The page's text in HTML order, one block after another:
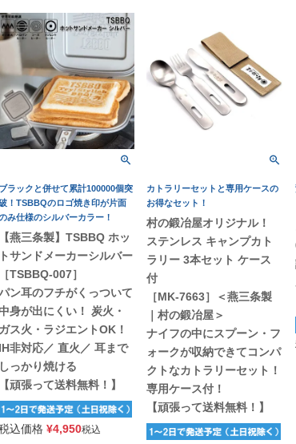
ブラックと併せて累計100000個突
！TSBBQのロゴ焼き印が片面
み仕様のシルバーカラー！
【燕三条製】TSBBQ ホッ
トサンドメーカーシルバー
［TSBBQ-007］
ン耳のフチがくっついて
身が出にくい！ 炭火・
ガス火・ラジエントOK！
IH非対応／ 直火／ 耳まで
しっかり焼ける
【頑張って送料無料！】
込価格 ¥4,950税込
カトラリーセットと専用ケースの
お得なセット！
村の鍛冶屋オリジナル！
ステンレス キャンプカト
ラリー 3本セット ケース
付
［MK-7663］＜燕三条製
｜村の鍛冶屋＞
ナイフの中にスプーン・フ
ォークが収納できてコンパ
クトなカトラリーセット！
専用ケース付！
【頑張って送料無料！】